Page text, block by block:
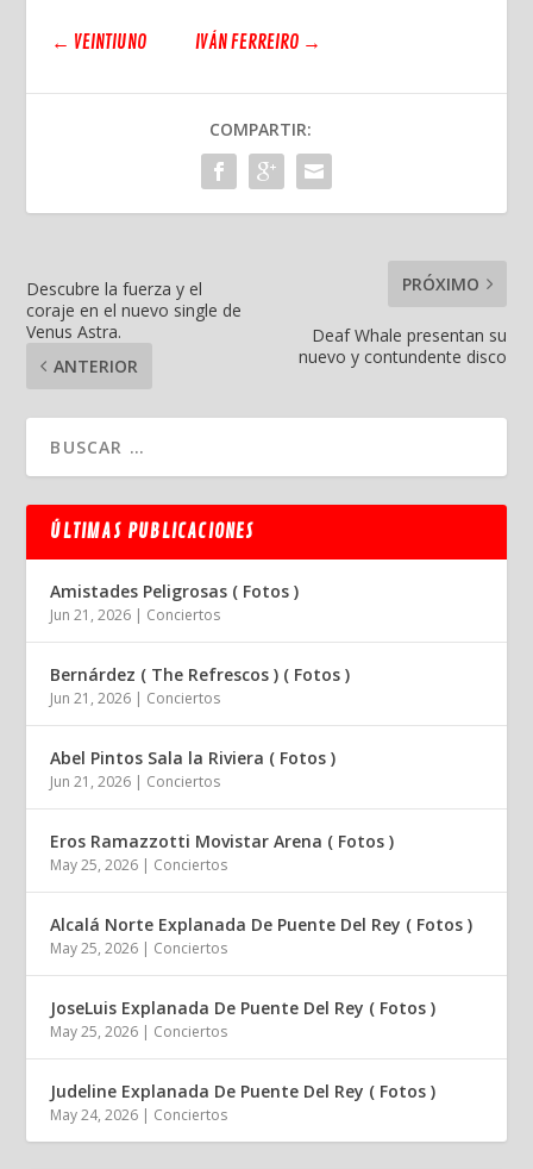
← VEINTIUNO IVÁN FERREIRO→
COMPARTIR:
Descubre la fuerza y el
coraje en el nuevo single de
Venus Astra.
ANTERIOR
PRÓXIMO
Deaf Whale presentan su
nuevo y contundente disco
ÚLTIMAS PUBLICACIONES
Amistades Peligrosas ( Fotos )
Jun 21, 2026 | Conciertos
Bernárdez ( The Refrescos ) ( Fotos )
Jun 21, 2026 | Conciertos
Abel Pintos Sala la Riviera ( Fotos )
Jun 21, 2026 | Conciertos
Eros Ramazzotti Movistar Arena ( Fotos )
May 25, 2026 | Conciertos
Alcalá Norte Explanada De Puente Del Rey ( Fotos )
May 25, 2026 | Conciertos
JoseLuis Explanada De Puente Del Rey ( Fotos )
May 25, 2026 | Conciertos
Judeline Explanada De Puente Del Rey ( Fotos )
May 24, 2026 | Conciertos